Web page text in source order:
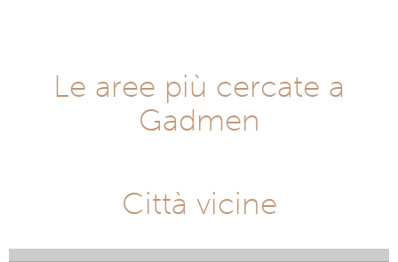
Le aree più cercate a
Gadmen
Città vicine